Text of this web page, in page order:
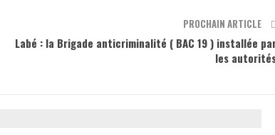
PROCHAIN ARTICLE
Labé : la Brigade anticriminalité ( BAC 19 ) installée
les